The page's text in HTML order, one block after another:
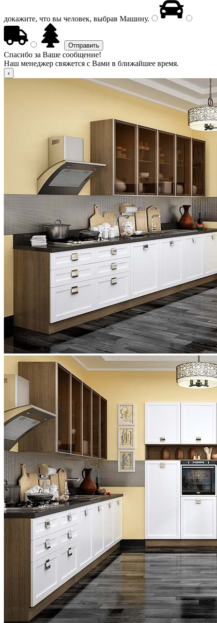
докажите, что вы человек, выбрав Машину.
Спасибо за Ваше сообщение!
Наш менеджер свяжется с Вами в ближайшее время.